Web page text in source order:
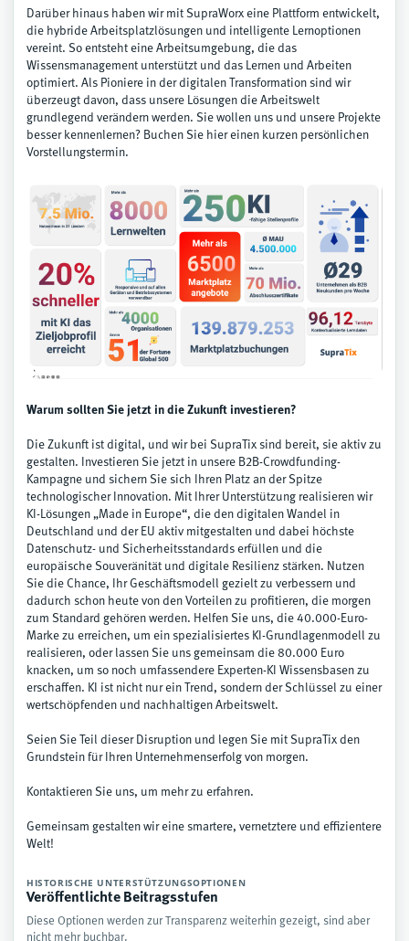
Darüber hinaus haben wir mit SupraWorx eine Plattform entwickelt,
die hybride Arbeitsplatzlösungen und intelligente Lernoptionen
vereint. So entsteht eine Arbeitsumgebung, die das
Wissensmanagement unterstützt und das Lernen und Arbeiten
optimiert. Als Pioniere in der digitalen Transformation sind wir
überzeugt davon, dass unsere Lösungen die Arbeitswelt
grundlegend verändern werden. Sie wollen uns und unsere Projekte
besser kennenlernen? Buchen Sie hier einen kurzen persönlichen
Vorstellungstermin.
Warum sollten Sie jetzt in die Zukunft investieren?
Die Zukunft ist digital, und wir bei SupraTix sind bereit, sie aktiv zu
gestalten. Investieren Sie jetzt in unsere B2B-Crowdfunding-
Kampagne und sichern Sie sich Ihren Platz an der Spitze
technologischer Innovation. Mit Ihrer Unterstützung realisieren wir
KI-Lösungen „Made in Europe“, die den digitalen Wandel in
Deutschland und der EU aktiv mitgestalten und dabei höchste
Datenschutz- und Sicherheitsstandards erfüllen und die
europäische Souveränität und digitale Resilienz stärken. Nutzen
Sie die Chance, Ihr Geschäftsmodell gezielt zu verbessern und
dadurch schon heute von den Vorteilen zu profitieren, die morgen
zum Standard gehören werden. Helfen Sie uns, die 40.000-Euro-
Marke zu erreichen, um ein spezialisiertes KI-Grundlagenmodell zu
realisieren, oder lassen Sie uns gemeinsam die 80.000 Euro
knacken, um so noch umfassendere Experten-KI Wissensbasen zu
erschaffen. KI ist nicht nur ein Trend, sondern der Schlüssel zu einer
wertschöpfenden und nachhaltigen Arbeitswelt.
Seien Sie Teil dieser Disruption und legen Sie mit SupraTix den
Grundstein für Ihren Unternehmenserfolg von morgen.
Kontaktieren Sie uns, um mehr zu erfahren.
Gemeinsam gestalten wir eine smartere, vernetztere und effizientere
Welt!
HISTORISCHE UNTERSTÜTZUNGSOPTIONEN
Veröffentlichte Beitragsstufen
Diese Optionen werden zur Transparenz weiterhin gezeigt, sind aber
nicht mehr buchbar.